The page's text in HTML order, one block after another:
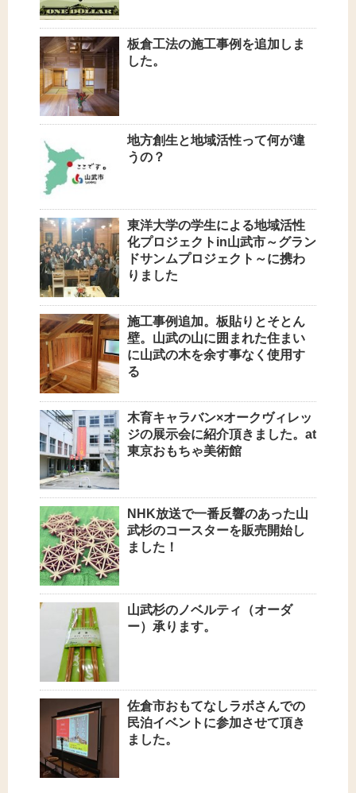
板倉工法の施工事例を追加しま
した。
地方創生と地域活性って何が違
うの？
東洋大学の学生による地域活性
化プロジェクトin山武市～グラン
ドサンムプロジェクト～に携わ
りました
施工事例追加。板貼りとそとん
壁。山武の山に囲まれた住まい
に山武の木を余す事なく使用す
る
木育キャラバン×オークヴィレッ
ジの展示会に紹介頂きました。at
東京おもちゃ美術館
NHK放送で一番反響のあった山
武杉のコースターを販売開始し
ました！
山武杉のノベルティ（オーダ
ー）承ります。
佐倉市おもてなしラボさんでの
民泊イベントに参加させて頂き
ました。